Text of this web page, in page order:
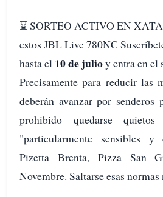
⌛️ SORTEO ACTIVO EN
estos JBL Live 780NC
hasta el 10 de julioy entra en el
Precisamente para reducir las
deberán avanzar por senderos
prohibido quedarse
"particularmente sensibles y
Pizetta Brenta, Pizza San
Novembre. Saltarse esas normas